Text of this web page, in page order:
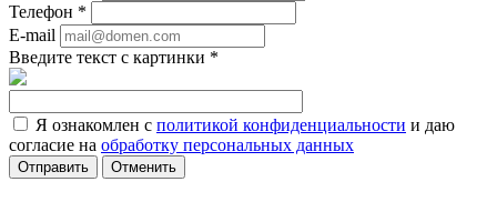
Телефон *
E-mail
Введите текст с картинки *
Я ознакомлен с политикой конфиденциальности и даю
согласие на обработку персональных данных
Отменить